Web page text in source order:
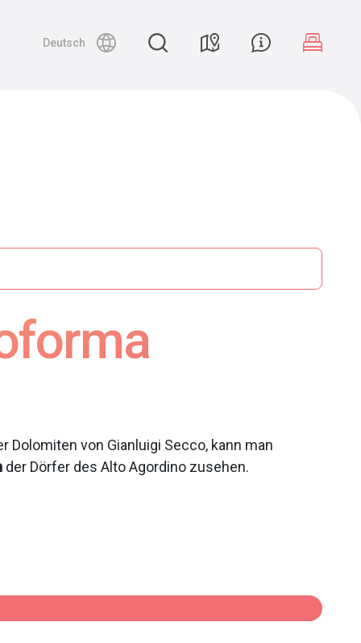
Deutsch
von Gianluigi Secco, kann man
der Dörfer des Alto Agordino zusehen.